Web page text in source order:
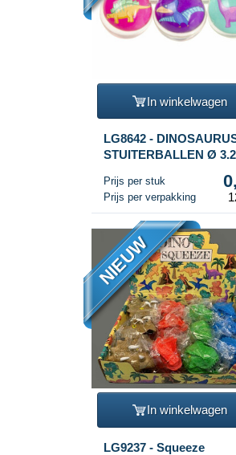
In winkelwagen
LG8642 -
STUITERBALLEN Ø 3.2
Prijs per stuk
Prijs per verpakking
NIEUW
In winkelwagen
LG9237 - Squeeze